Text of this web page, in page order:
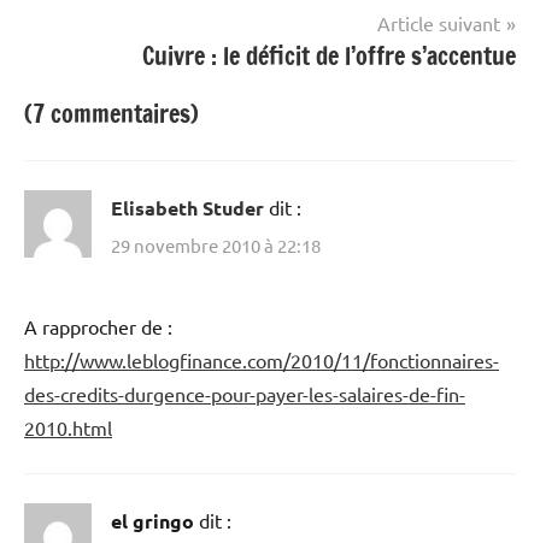
Article suivant
Cuivre : le déficit de l’offre s’accentue
(7 commentaires)
Elisabeth Studer dit :
29 novembre 2010 à 22:18
A rapprocher de :
http://www.leblogfinance.com/2010/11/fonctionnaires-
des-credits-durgence-pour-payer-les-salaires-de-fin-
2010.html
el gringo dit :